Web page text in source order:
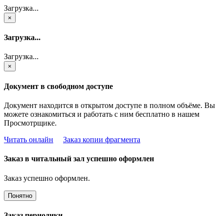
Загрузка...
×
Загрузка...
Загрузка...
×
Документ в свободном доступе
Документ находится в открытом доступе в полном объёме. Вы
можете ознакомиться и работать с ним бесплатно в нашем
Просмотрщике.
Читать онлайн
Заказ копии фрагмента
Заказ в читальный зал успешно оформлен
Заказ успешно оформлен.
Понятно